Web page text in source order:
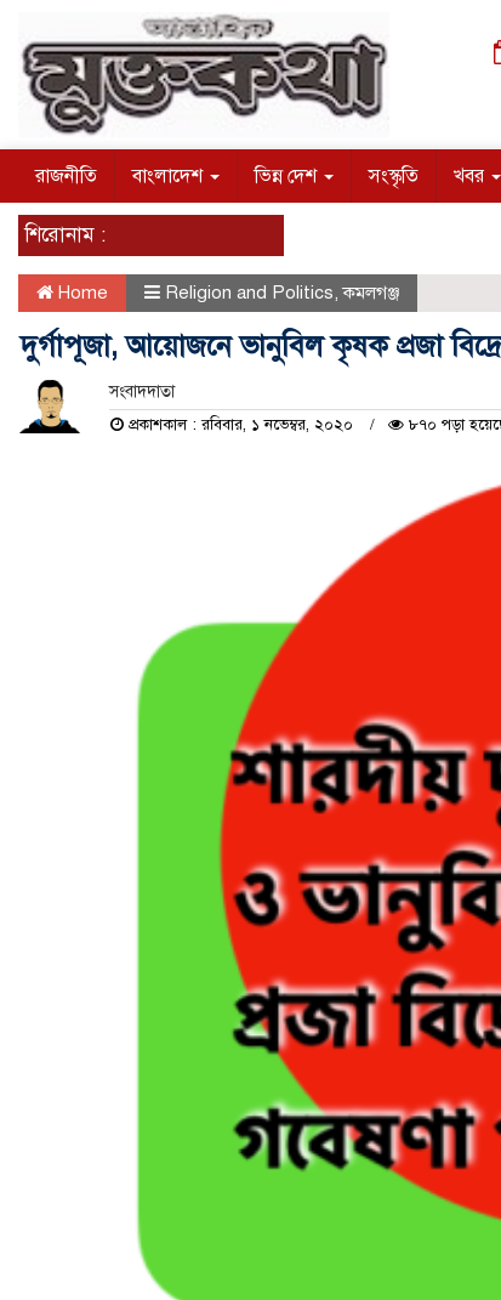
রাজনীতি বাংলাদেশ ভিন্ন দেশ সংস্কৃতি খবর
শিরোনাম :
Home Religion and Politics,কমলগঞ্জ
দুর্গাপূজা, আয়োজনে ভানুবিল কৃষক প্রজা
সংবাদদাতা
প্রকাশকাল : রবিবার, ১ নভেম্বর, ২০২০ ৮৭০ পড়া